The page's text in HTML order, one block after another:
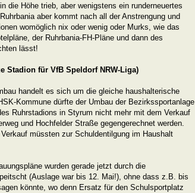
die Höhe trieb, aber wenigstens ein runderneuertes
aber kommt nach all der Anstrengung und
womöglich nix oder wenig oder Murks, wie das
der Ruhrbania-FH-Pläne und dann des
lässt!
Stadion für VfB Speldorf NRW-Liga)
handelt es sich um die gleiche haushalterische
Kommune dürfte der Umbau der Bezirkssportanlage
Ruhrstadions in Styrum nicht mehr mit dem Verkauf
und Hochfelder Straße gegengerechnet werden.
müssten zur Schuldentilgung im Haushalt
wurden gerade jetzt durch die
(Auslage war bis 12. Mai!), ohne dass z.B. bis
könnte, wo denn Ersatz für den Schulsportplatz